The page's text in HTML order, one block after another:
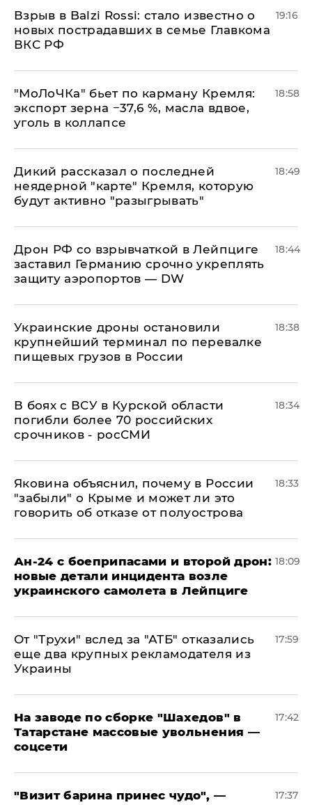
Взрыв в Balzi Rossi: стало известно о
новых пострадавших в семье Главкома
ВКС РФ
19:16
​"МоЛоЧКа" бьет по карману Кремля:
экспорт зерна −37,6 %, масла вдвое,
уголь в коллапсе
18:58
Дикий рассказал о последней
неядерной "карте" Кремля, которую
будут активно "разыгрывать"
18:49
​Дрон РФ со взрывчаткой в Лейпциге
заставил Германию срочно укреплять
защиту аэропортов — DW
18:44
Украинские дроны остановили
крупнейший терминал по перевалке
пищевых грузов в России
18:38
В боях с ВСУ в Курской области
погибли более 70 российских
срочников - росСМИ
18:34
Яковина объяснил, почему в России
"забыли" о Крыме и может ли это
говорить об отказе от полуострова
18:33
Ан-24 с боеприпасами и второй дрон:
новые детали инцидента возле
украинского самолета в Лейпциге
18:09
От "Трухи" вслед за "АТБ" отказались
еще два крупных рекламодателя из
Украины
17:59
На заводе по сборке "Шахедов" в
Татарстане массовые увольнения —
соцсети
17:42
"Визит барина принес чудо", —
17:37